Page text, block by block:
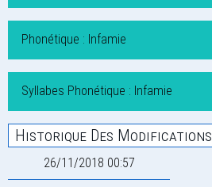
Phonétique : Infamie
Syllabes Phonétique : Infamie
Historique Des Modifications
26/11/2018 00:57